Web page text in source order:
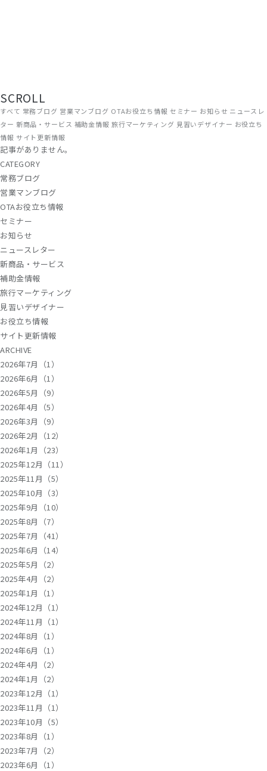
SCROLL
すべて 常務ブログ 営業マンブログ OTAお役立ち情報 セミナー お知らせ ニュースレ
ター 新商品・サービス 補助金情報 旅行マーケティング 見習いデザイナー お役立ち
情報 サイト更新情報
記事がありません。
CATEGORY
常務ブログ
営業マンブログ
OTAお役立ち情報
セミナー
お知らせ
ニュースレター
新商品・サービス
補助金情報
旅行マーケティング
見習いデザイナー
お役立ち情報
サイト更新情報
ARCHIVE
2026年7月（1）
2026年6月（1）
2026年5月（9）
2026年4月（5）
2026年3月（9）
2026年2月（12）
2026年1月（23）
2025年12月（11）
2025年11月（5）
2025年10月（3）
2025年9月（10）
2025年8月（7）
2025年7月（41）
2025年6月（14）
2025年5月（2）
2025年4月（2）
2025年1月（1）
2024年12月（1）
2024年11月（1）
2024年8月（1）
2024年6月（1）
2024年4月（2）
2024年1月（2）
2023年12月（1）
2023年11月（1）
2023年10月（5）
2023年8月（1）
2023年7月（2）
2023年6月（1）